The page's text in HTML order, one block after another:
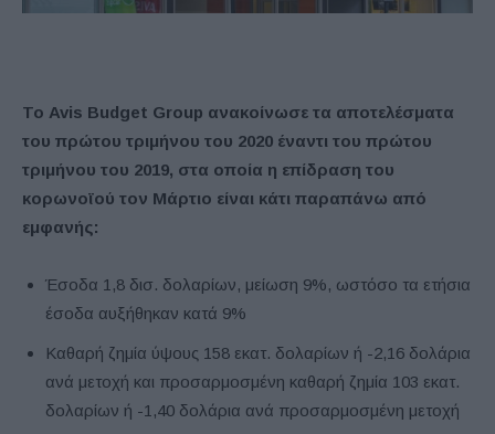
Το Avis Budget Group ανακοίνωσε τα αποτελέσματα
του πρώτου τριμήνου του 2020 έναντι του πρώτου
τριμήνου του 2019, στα οποία η επίδραση του
κορωνοϊού τον Μάρτιο είναι κάτι παραπάνω από
εμφανής:
Έσοδα 1,8 δισ. δολαρίων, μείωση 9%, ωστόσο τα ετήσια
έσοδα αυξήθηκαν κατά 9%
Καθαρή ζημία ύψους 158 εκατ. δολαρίων ή -2,16 δολάρια
ανά μετοχή και προσαρμοσμένη καθαρή ζημία 103 εκατ.
δολαρίων ή -1,40 δολάρια ανά προσαρμοσμένη μετοχή